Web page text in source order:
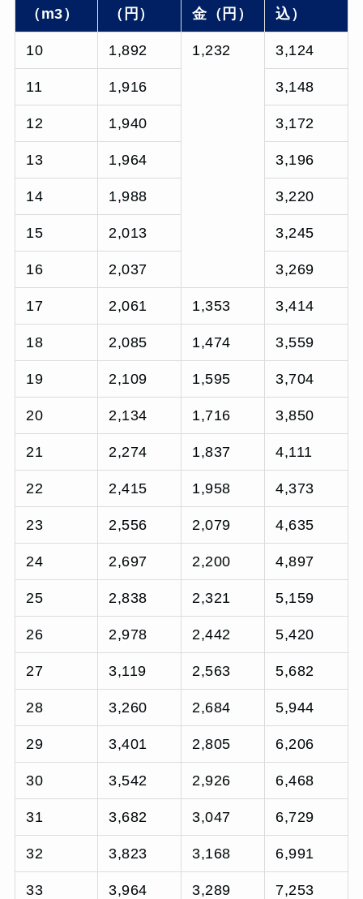
（m3）
（円）
金（円）
込）
10 1,892 1,232 3,124
11 1,916 3,148
12 1,940 3,172
13 1,964 3,196
14 1,988 3,220
15 2,013 3,245
16 2,037 3,269
17 2,061 1,353 3,414
18 2,085 1,474 3,559
19 2,109 1,595 3,704
20 2,134 1,716 3,850
21 2,274 1,837 4,111
22 2,415 1,958 4,373
23 2,556 2,079 4,635
24 2,697 2,200 4,897
25 2,838 2,321 5,159
26 2,978 2,442 5,420
27 3,119 2,563 5,682
28 3,260 2,684 5,944
29 3,401 2,805 6,206
30 3,542 2,926 6,468
31 3,682 3,047 6,729
32 3,823 3,168 6,991
33 3,964 3,289 7,253